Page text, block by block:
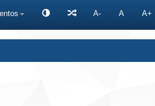
A- A A+